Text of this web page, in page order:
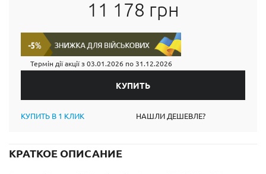
11 178 грн
Термін дії акції з03.01.2026 по 31.12.2026
КУПИТЬ В 1 КЛИК НАШЛИ ДЕШЕВЛЕ?
КРАТКОЕ ОПИСАНИЕ